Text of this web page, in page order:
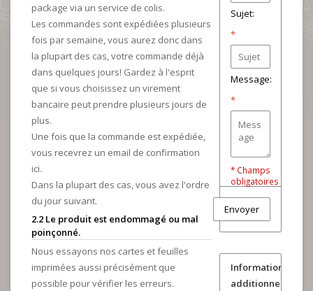
package via un service de colis.
Les commandes sont expédiées plusieurs
fois par semaine, vous aurez donc dans
la plupart des cas, votre commande déjà
dans quelques jours! Gardez à l'esprit
que si vous choisissez un virement
bancaire peut prendre plusieurs jours de
plus.
Une fois que la commande est expédiée,
vous recevrez un email de confirmation
ici.
Dans la plupart des cas, vous avez l'ordre
du jour suivant.
2.2 Le produit est endommagé ou mal
poinçonné.
Nous essayons nos cartes et feuilles
imprimées aussi précisément que
possible pour vérifier les erreurs.
Sujet:
*
Message:
*
* Champs
obligatoires
Envoyer
Informations
additionnelles